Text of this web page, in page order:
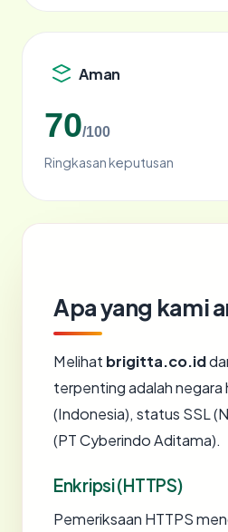
Aman
70/100
Ringkasan keputusan
Apa yang kami
Melihat brigitta.co.id
terpenting adalah negara
(Indonesia), status SSL
(PT Cyberindo Aditama).
Enkripsi (HTTPS)
Pemeriksaan HTTPS